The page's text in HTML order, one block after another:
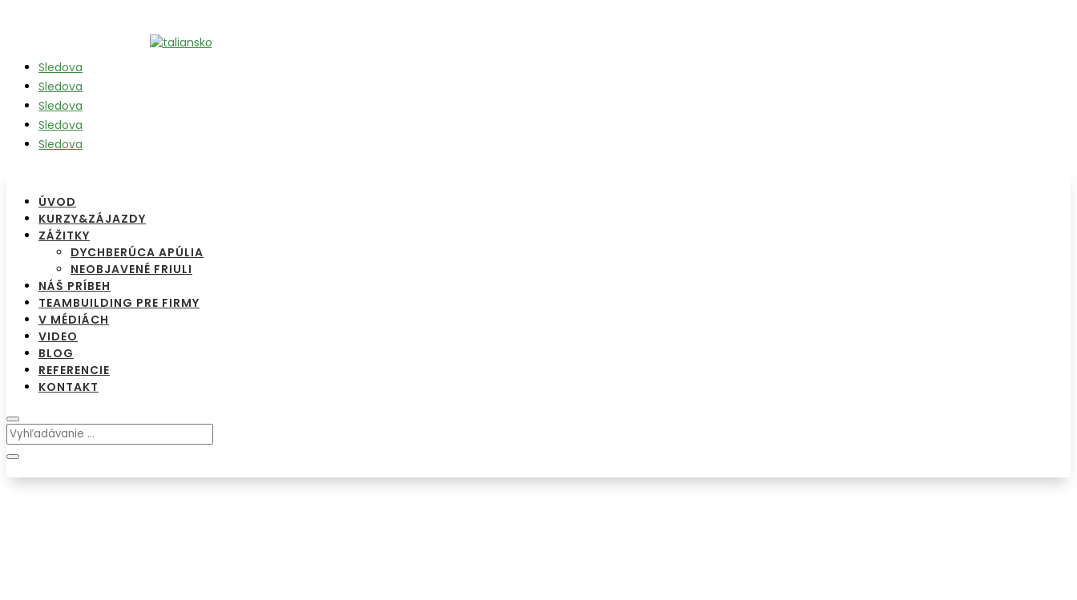
Sledova
Sledova
Sledova
Sledova
Sledova
ÚVOD
KURZY&ZÁJAZDY
ZÁŽITKY
DYCHBERÚCA APÚLIA
NEOBJAVENÉ FRIULI
NÁŠ PRÍBEH
TEAMBUILDING PRE FIRMY
V MÉDIÁCH
VIDEO
BLOG
REFERENCIE
KONTAKT